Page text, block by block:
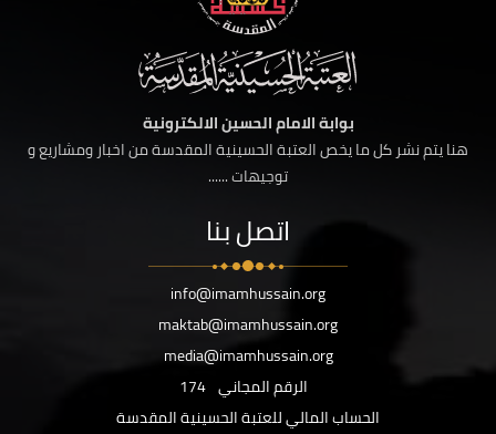
بوابة الامام الحسين الالكترونية
هنا يتم نشر كل ما يخص العتبة الحسينية المقدسة من اخبار ومشاريع و
توجيهات ......
اتصل بنا
info@imamhussain.org
maktab@imamhussain.org
media@imamhussain.org
الرقم المجاني 174
الحساب المالي للعتبة الحسينية المقدسة